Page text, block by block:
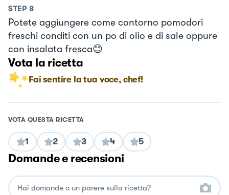
STEP 8
Potete aggiungere come contorno pomodori
freschi conditi con un po di olio e di sale oppure
con insalata fresca😊
Vota la ricetta
Fai sentire la tua voce, chef!
VOTA QUESTA RICETTA
1 2 3 4 5
Domande e recensioni